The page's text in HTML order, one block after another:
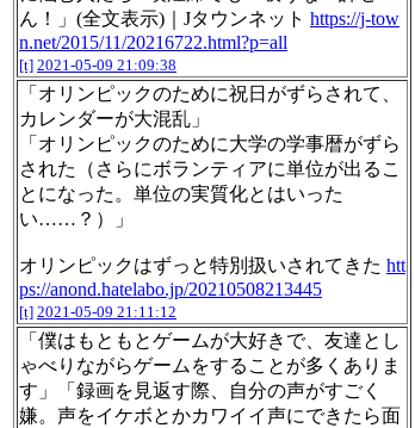
ん！」(全文表示)｜Jタウンネット https://j-tow
n.net/2015/11/20216722.html?p=all
[t] 2021-05-09 21:09:38
「オリンピックのために祝日がずらされて、
カレンダーが大混乱」
「オリンピックのために大学の学事暦がずら
された（さらにボランティアに単位が出るこ
とになった。単位の実質化とはいった
い……？）」
オリンピックはずっと特別扱いされてきた htt
ps://anond.hatelabo.jp/20210508213445
[t] 2021-05-09 21:11:12
「僕はもともとゲームが大好きで、友達とし
ゃべりながらゲームをすることが多くありま
す」「録画を見返す際、自分の声がすごく
嫌。声をイケボとかカワイイ声にできたら面